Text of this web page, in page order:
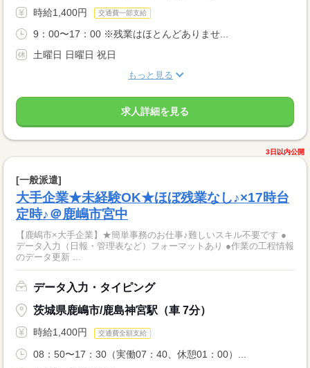
時給1,400円 交通費一部支給
9：00〜17：00 ※残業はほとんどありませ...
土曜日 日曜日 祝日
もっと見る
求人詳細を見る
3日以内公開
[一般派遣]
大手企業★未経験OK★ほぼ残業なし♪×17時台
定時♪＠鹿嶋市宮中
【鹿嶋市×大手企業】★簡単事務のお仕事♪難しいスキル不要です ●
データ入力（日報・管理表など）フォーマットあり ●作業の工程情報
のデータ更新 ...
データ入力・タイピング
茨城県鹿嶋市/鹿島神宮駅（車 7分）
時給1,400円 交通費全額支給
08：50〜17：30（実働07：40、休憩01：00）...